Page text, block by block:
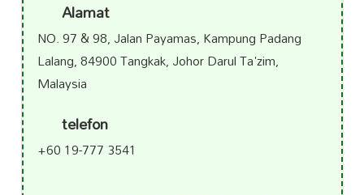
Alamat
NO. 97 & 98, Jalan Payamas, Kampung Padang
Lalang, 84900 Tangkak, Johor Darul Ta'zim,
Malaysia
telefon
+60 19-777 3541